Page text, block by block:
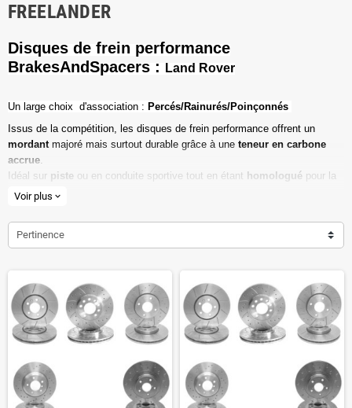
FREELANDER
Disques de frein performance
BrakesAndSpacers :
Land Rover
Un l arge choix d'association : Percés/Rainurés/Poinçonnés
Issus de la compétition, les disques de frein performance offrent un
mordant majoré mais surtout durable grâce à une teneur en carbone
accrue.
Idéal sur piste ou en conduite sportive tout en étant homologué pour la
route ouverte.
Dimensions d'origine respectées
Installation en lieu et place.
Homologué pour le contrôle technique
Voir plus expand_more
Pertinence